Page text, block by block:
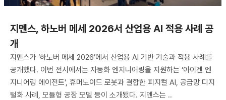
지멘스, 하노버 메세 2026서 산업용 AI 적용 사례 공
개
지멘스가 ‘하노버 메세 2026’에서 산업용 AI 기반 기술과 적용 사례를
공개했다. 이번 전시에서는 자동화 엔지니어링을 지원하는 ‘아이겐 엔
지니어링 에이전트’, 휴머노이드 로봇과 결합한 피지컬 AI, 공급망 디지
털화 사례, 모듈형 공장 모델 등이 소개됐다. 지멘스는 ..